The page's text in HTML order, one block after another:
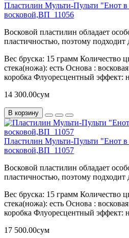
Пластилин Мульти-Пульти "Енот в
восковой,ВП_11056
Восковой пластилин обладает
пластичностью, поэтому подходит
Вес бруска: 15 грамм Количество
стека(ножа): есть Основа : восковая
коробка Флуоресцентный эффект:
14 300.00сум
В корзину
Пластилин Мульти-Пульти "Енот в
восковой,ВП_11057
Восковой пластилин обладает
пластичностью, поэтому подходит
Вес бруска: 15 грамм Количество
стека(ножа): есть Основа : восковая
коробка Флуоресцентный эффект:
17 500.00сум